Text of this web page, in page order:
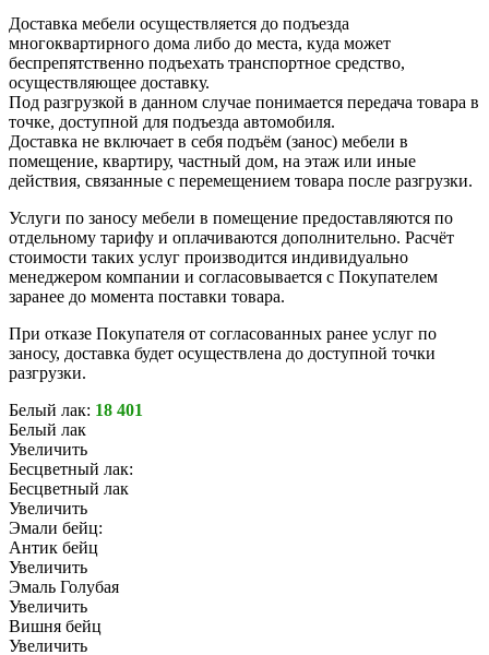
Доставка мебели осуществляется до подъезда
многоквартирного дома либо до места, куда может
беспрепятственно подъехать транспортное средство,
осуществляющее доставку.
Под разгрузкой в данном случае понимается передача товара в
точке, доступной для подъезда автомобиля.
Доставка не включает в себя подъём (занос) мебели в
помещение, квартиру, частный дом, на этаж или иные
действия, связанные с перемещением товара после разгрузки.
Услуги по заносу мебели в помещение предоставляются по
отдельному тарифу и оплачиваются дополнительно. Расчёт
стоимости таких услуг производится индивидуально
менеджером компании и согласовывается с Покупателем
заранее до момента поставки товара.
При отказе Покупателя от согласованных ранее услуг по
заносу, доставка будет осуществлена до доступной точки
разгрузки.
Белый лак: 18 401
Белый лак
Увеличить
Бесцветный лак:
Бесцветный лак
Увеличить
Эмали бейц:
Антик бейц
Увеличить
Эмаль Голубая
Увеличить
Вишня бейц
Увеличить